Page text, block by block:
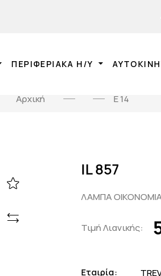
ΠΕΡΙΦΕΡΙΑΚΑ Η/Υ
Αρχική Ε 14
IL 857
ΛΑΜΠΑ
Τιμή Λιανικής:
Εταιρία: